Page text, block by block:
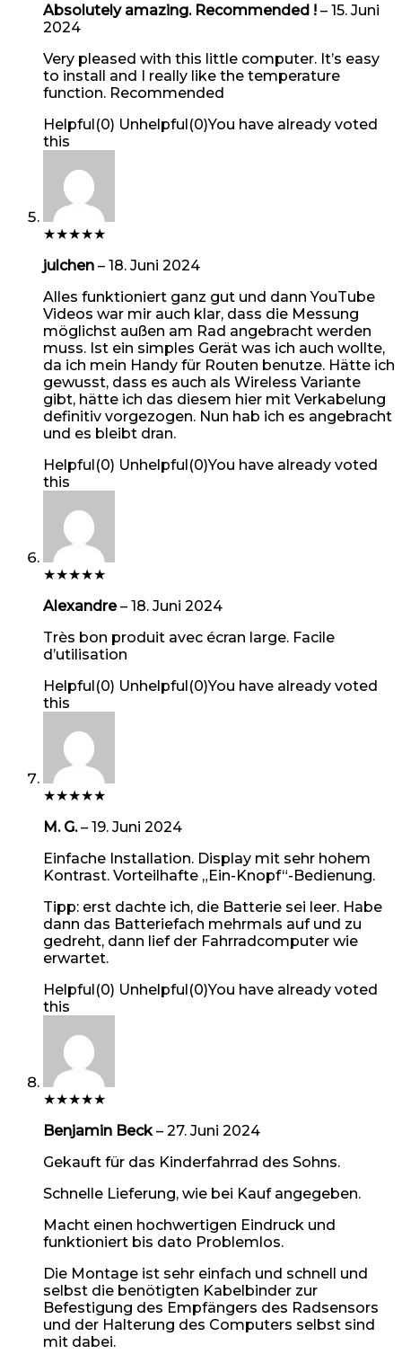
Absolutely amazing. Recommended ! – 15. Juni
2024
Very pleased with this little computer. It’s easy
to install and I really like the temperature
function. Recommended
Helpful(0) Unhelpful(0)You have already voted
this
★★★★★
julchen – 18. Juni 2024
Alles funktioniert ganz gut und dann YouTube
Videos war mir auch klar, dass die Messung
möglichst außen am Rad angebracht werden
muss. Ist ein simples Gerät was ich auch wollte,
da ich mein Handy für Routen benutze. Hätte ich
gewusst, dass es auch als Wireless Variante
gibt, hätte ich das diesem hier mit Verkabelung
definitiv vorgezogen. Nun hab ich es angebracht
und es bleibt dran.
Helpful(0) Unhelpful(0)You have already voted
this
★★★★★
Alexandre– 18. Juni 2024
Très bon produit avec écran large. Facile
d’utilisation
Helpful(0) Unhelpful(0)You have already voted
this
★★★★★
M. G.– 19. Juni 2024
Einfache Installation. Display mit sehr hohem
Kontrast. Vorteilhafte „Ein-Knopf“-Bedienung.
Tipp: erst dachte ich, die Batterie sei leer. Habe
dann das Batteriefach mehrmals auf und zu
gedreht, dann lief der Fahrradcomputer wie
erwartet.
Helpful(0) Unhelpful(0)You have already voted
this
★★★★★
Benjamin Beck – 27. Juni 2024
Gekauft für das Kinderfahrrad des Sohns.
Schnelle Lieferung, wie bei Kauf angegeben.
Macht einen hochwertigen Eindruck und
funktioniert bis dato Problemlos.
Die Montage ist sehr einfach und schnell und
selbst die benötigten Kabelbinder zur
Befestigung des Empfängers des Radsensors
und der Halterung des Computers selbst sind
mit dabei.